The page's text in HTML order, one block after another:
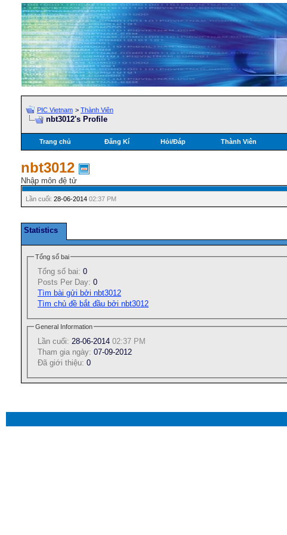
PIC Vietnam > Thành Viên
nbt3012's Profile
Trang chủ Đăng Kí Hỏi/Ðáp Thành Viên
nbt3012
Nhập môn đệ tử
Lần cuối: 28-06-2014 02:37 PM
Statistics
Tổng số bai
Tổng số bai: 0
Posts Per Day: 0
Tìm bài gửi bởi nbt3012
Tìm chủ đề bắt đầu bởi nbt3012
General Information
Lần cuối: 28-06-2014 02:37 PM
Tham gia ngày: 07-09-2012
Ðã giới thiệu: 0